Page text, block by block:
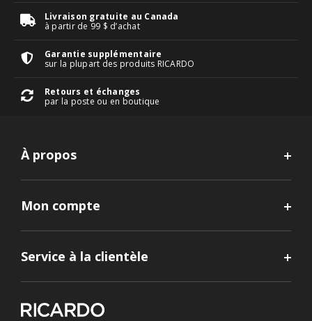
Livraison gratuite au Canada
à partir de 99 $ d’achat
Garantie supplémentaire
sur la plupart des produits RICARDO
Retours et échanges
par la poste ou en boutique
À propos
Mon compte
Service à la clientèle